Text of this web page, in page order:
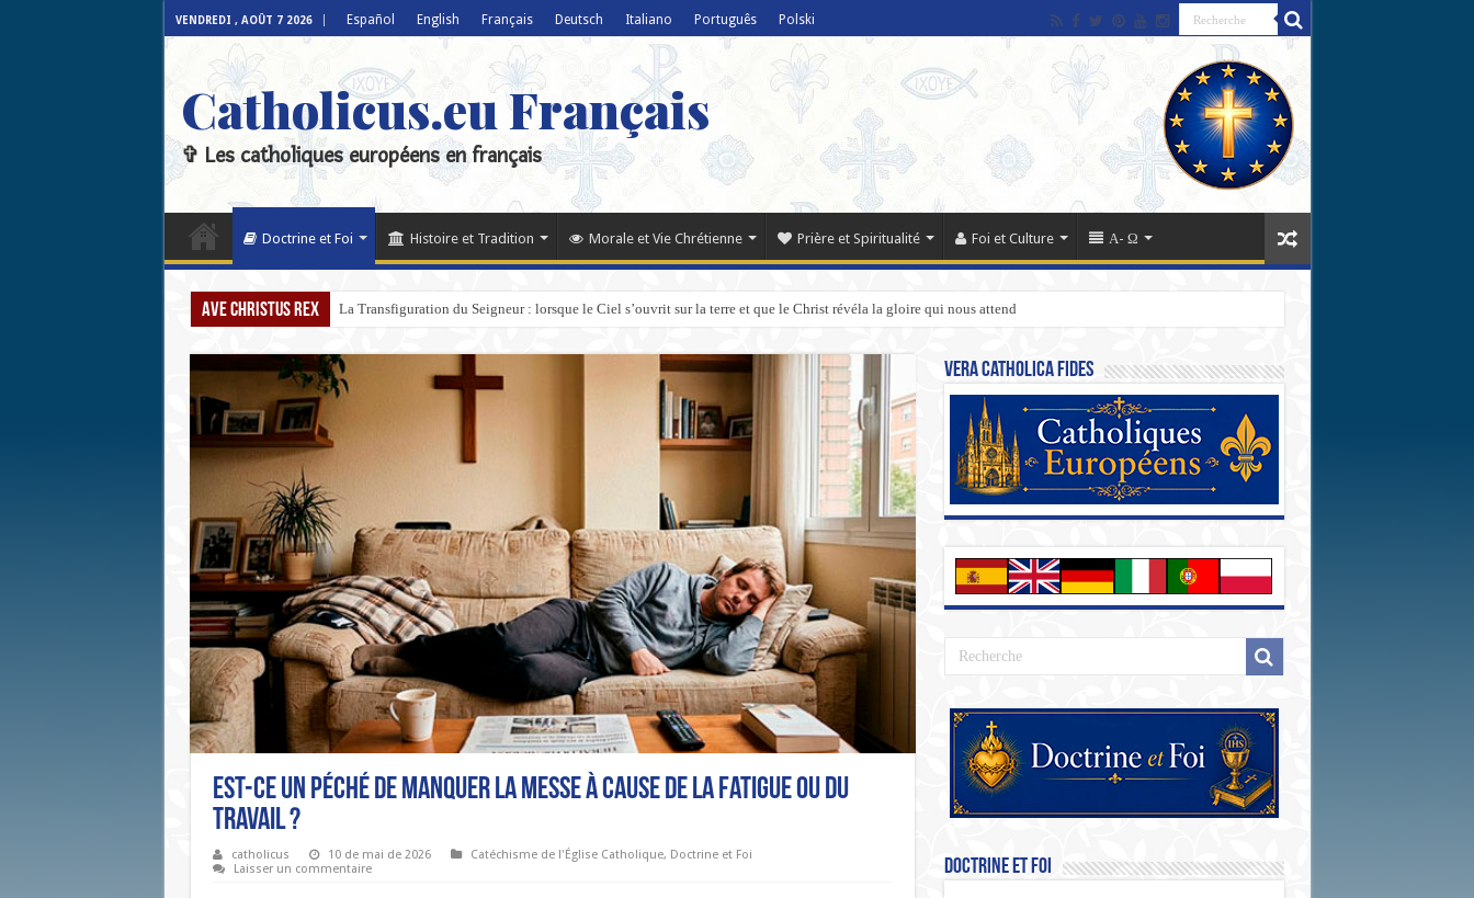
VENDREDI , AOÛT 7 2026 Español English Français Deutsch Italiano Português Polski
Catholicus.eu Français
✞ Les catholiques européens en français
Doctrine et Foi Histoire et Tradition Morale et Vie Chrétienne Prière et Spiritualité Foi et Culture Α- Ω
Ave Christus Rex La Transfiguration du Seigneur : lorsque le Ciel s’ouvrit sur la terre et que le Christ révéla la gloire qui nous attend
Est-ce un péché de manquer la Messe à cause de la fatigue ou du
travail ?
catholicus 10 de mai de 2026 Catéchisme de l'Église Catholique, Doctrine et Foi
Laisser un commentaire
Vera Catholica Fides
Doctrine et Foi